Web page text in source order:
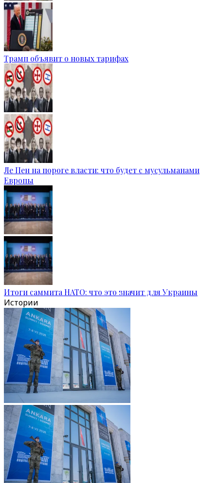
Трамп объявит о новых тарифах
Ле Пен на пороге власти: что будет с мусульманами
Европы
Итоги саммита НАТО: что это значит для Украины
Истории